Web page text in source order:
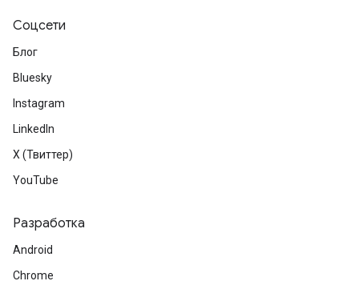
Соцсети
Блог
Bluesky
Instagram
LinkedIn
X (Твиттер)
YouTube
Разработка
Android
Chrome